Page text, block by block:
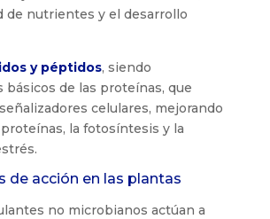
de nutrientes y el desarrollo
y péptidos, siendo
de las proteínas, que
celulares, mejorando
la fotosíntesis y la
de acción en las plantas
no microbianos actúan a